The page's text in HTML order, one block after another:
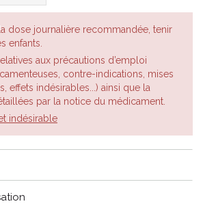
dose journalière recommandée, tenir
enfants.
aux précautions d’emploi
contre-indications, mises
effets indésirables...) ainsi que la
par la notice du médicament.
indésirable